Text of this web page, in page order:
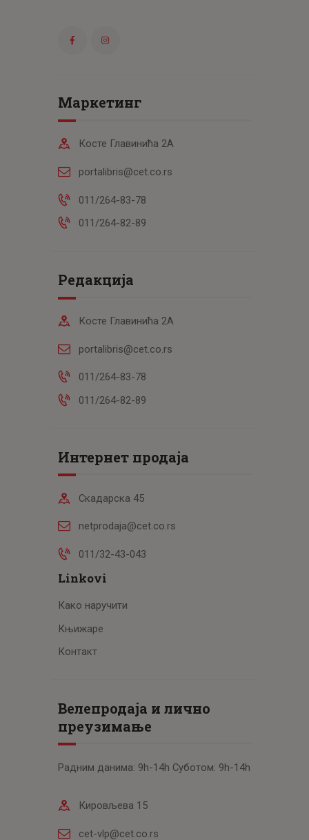
Маркетинг
Косте Главинића 2А
portalibris@cet.co.rs
011/264-83-78
011/264-82-89
Редакција
Косте Главинића 2А
portalibris@cet.co.rs
011/264-83-78
011/264-82-89
Интернет продаја
Скадарска 45
netprodaja@cet.co.rs
011/32-43-043
Linkovi
Како наручити
Књижаре
Контакт
Велепродаја и лично
преузимање
Радним данима: 9h-14h Суботом: 9h-14h
Кировљева 15
cet-vlp@cet.co.rs